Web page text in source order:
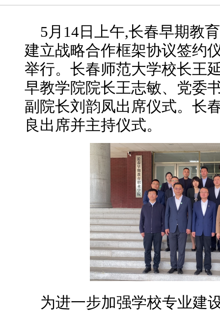
5月14日上午,长春早期教
建立战略合作框架协议签约
举行。长春师范大学校长王
早教学院院长王志敏、党委
副院长刘韵凤出席仪式。长
良出席并主持仪式。
为进一步加强学校专业建